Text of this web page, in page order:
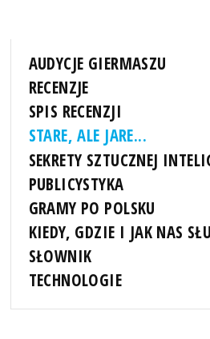
AUDYCJE GIERMASZU
RECENZJE
SPIS RECENZJI
STARE, ALE JARE...
SEKRETY SZTUCZNEJ
PUBLICYSTYKA
GRAMY PO POLSKU
KIEDY, GDZIE I JAK NAS
SŁOWNIK
TECHNOLOGIE